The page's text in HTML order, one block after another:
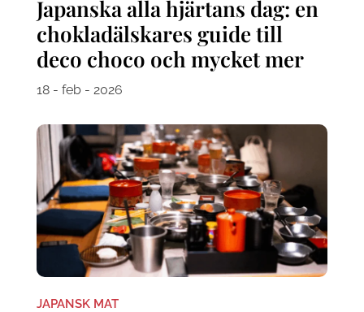
Japanska alla hjärtans dag: en
chokladälskares guide till
deco choco och mycket mer
18 - feb - 2026
JAPANSK MAT